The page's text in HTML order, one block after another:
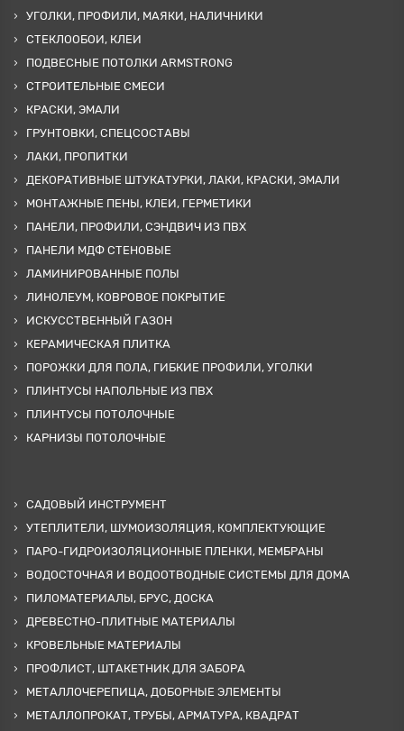
УГОЛКИ, ПРОФИЛИ, МАЯКИ, НАЛИЧНИКИ
СТЕКЛООБОИ, КЛЕИ
ПОДВЕСНЫЕ ПОТОЛКИ ARMSTRONG
СТРОИТЕЛЬНЫЕ СМЕСИ
КРАСКИ, ЭМАЛИ
ГРУНТОВКИ, СПЕЦСОСТАВЫ
ЛАКИ, ПРОПИТКИ
ДЕКОРАТИВНЫЕ ШТУКАТУРКИ, ЛАКИ, КРАСКИ, ЭМАЛИ
МОНТАЖНЫЕ ПЕНЫ, КЛЕИ, ГЕРМЕТИКИ
ПАНЕЛИ, ПРОФИЛИ, СЭНДВИЧ ИЗ ПВХ
ПАНЕЛИ МДФ СТЕНОВЫЕ
ЛАМИНИРОВАННЫЕ ПОЛЫ
ЛИНОЛЕУМ, КОВРОВОЕ ПОКРЫТИЕ
ИСКУССТВЕННЫЙ ГАЗОН
КЕРАМИЧЕСКАЯ ПЛИТКА
ПОРОЖКИ ДЛЯ ПОЛА, ГИБКИЕ ПРОФИЛИ, УГОЛКИ
ПЛИНТУСЫ НАПОЛЬНЫЕ ИЗ ПВХ
ПЛИНТУСЫ ПОТОЛОЧНЫЕ
КАРНИЗЫ ПОТОЛОЧНЫЕ
САДОВЫЙ ИНСТРУМЕНТ
УТЕПЛИТЕЛИ, ШУМОИЗОЛЯЦИЯ, КОМПЛЕКТУЮЩИЕ
ПАРО-ГИДРОИЗОЛЯЦИОННЫЕ ПЛЕНКИ, МЕМБРАНЫ
ВОДОСТОЧНАЯ И ВОДООТВОДНЫЕ СИСТЕМЫ ДЛЯ ДОМА
ПИЛОМАТЕРИАЛЫ, БРУС, ДОСКА
ДРЕВЕСТНО-ПЛИТНЫЕ МАТЕРИАЛЫ
КРОВЕЛЬНЫЕ МАТЕРИАЛЫ
ПРОФЛИСТ, ШТАКЕТНИК ДЛЯ ЗАБОРА
МЕТАЛЛОЧЕРЕПИЦА, ДОБОРНЫЕ ЭЛЕМЕНТЫ
МЕТАЛЛОПРОКАТ, ТРУБЫ, АРМАТУРА, КВАДРАТ